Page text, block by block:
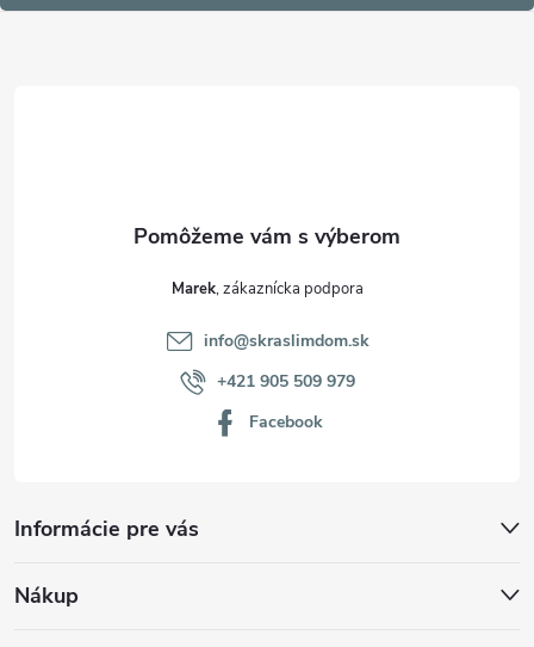
Informácie pre vás
Nákup
Marek
info@skraslimdom.sk
+421 905 509 979
Facebook